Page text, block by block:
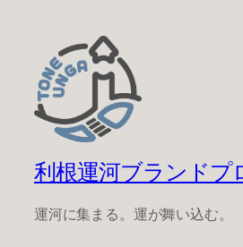
利根運河ブランドプ
運河に集まる。運が舞い込む。